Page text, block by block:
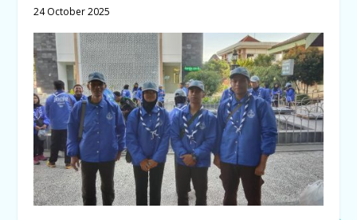
24 October 2025